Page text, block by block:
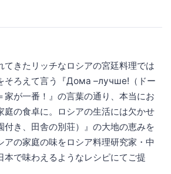
てきたリッチなロシアの宮廷料理では
そろえて言う『Дома –лучше!（ドー
が一番！』の言葉の通り、本当にお
庭の食卓に。ロシアの生活には欠かせ
付き、田舎の別荘）』の大地の恵みを
アの家庭の味をロシア料理研究家・中
本で味わえるようなレシピにてご提